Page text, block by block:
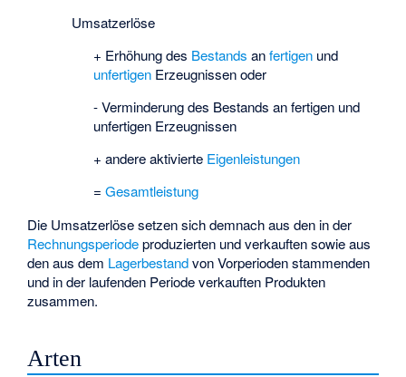
Umsatzerlöse
+ Erhöhung des Bestands anfertigen und
unfertigen Erzeugnissen oder
- Verminderung des Bestands an fertigen und
unfertigen Erzeugnissen
+ andere aktivierte Eigenleistungen
=Gesamtleistung
Die Umsatzerlöse setzen sich demnach aus den in der
Rechnungsperiodeproduzierten und verkauften sowie aus
den aus dem Lagerbestandvon Vorperioden stammenden
und in der laufenden Periode verkauften Produkten
zusammen.
Arten